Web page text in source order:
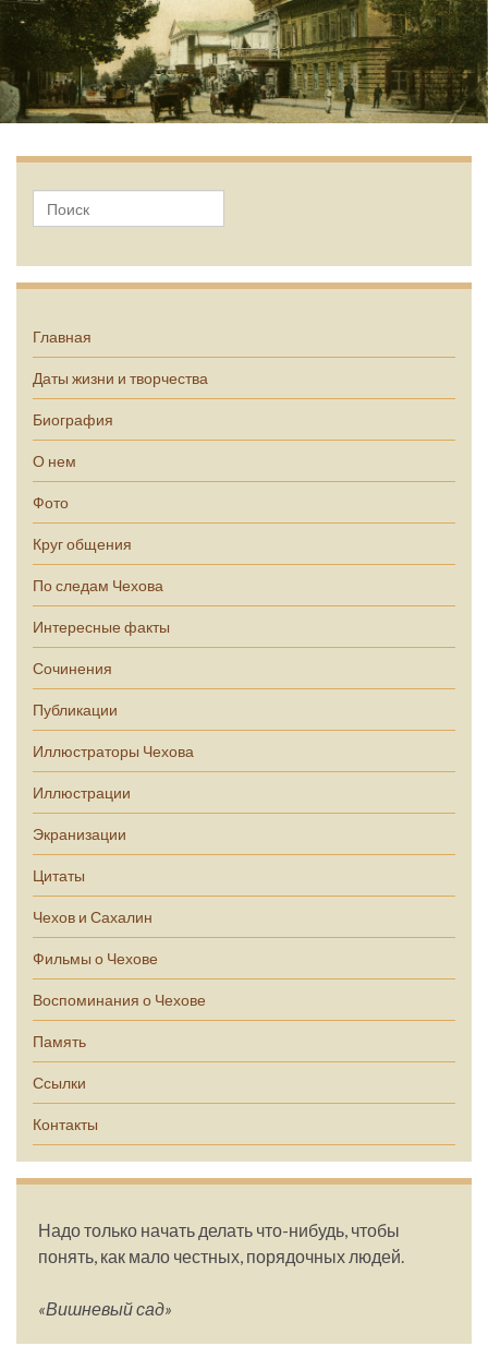
Главная
Даты жизни и творчества
Биография
О нем
Фото
Круг общения
По следам Чехова
Интересные факты
Сочинения
Публикации
Иллюстраторы Чехова
Иллюстрации
Экранизации
Цитаты
Чехов и Сахалин
Фильмы о Чехове
Воспоминания о Чехове
Память
Ссылки
Контакты
Надо только начать делать что-нибудь, чтобы
понять, как мало честных, порядочных людей.
«Вишневый сад»